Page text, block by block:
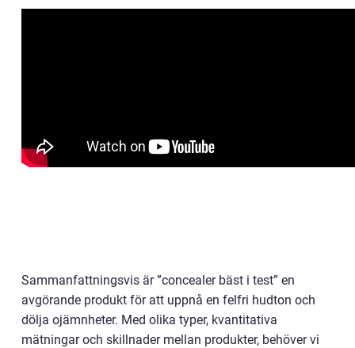
Sammanfattningsvis är ”concealer bäst i test” en
avgörande produkt för att uppnå en felfri hudton och
dölja ojämnheter. Med olika typer, kvantitativa
mätningar och skillnader mellan produkter, behöver vi